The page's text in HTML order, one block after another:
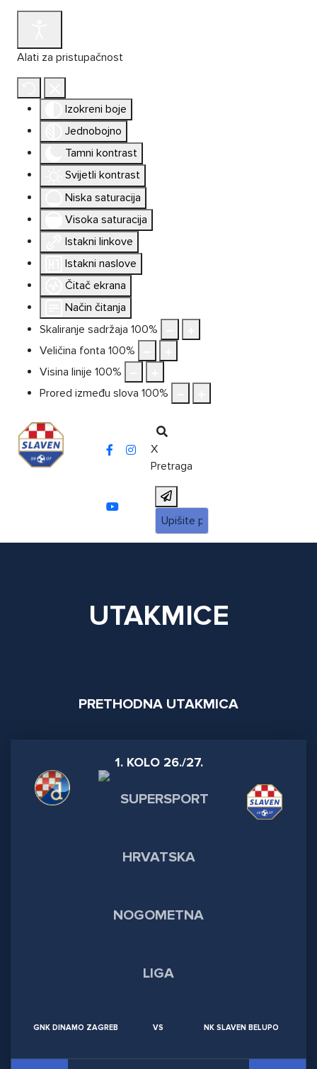
Alati za pristupačnost
Izokreni boje
Jednobojno
Tamni kontrast
Svijetli kontrast
Niska saturacija
Visoka saturacija
Istakni linkove
Istakni naslove
Čitač ekrana
Način čitanja
Skaliranje sadržaja 100%
Veličina fonta 100%
Visina linije 100%
Prored između slova 100%
X
Pretraga
UTAKMICE
PRETHODNA UTAKMICA
1. KOLO 26./27.
GNK DINAMO ZAGREB VS NK SLAVEN BELUPO